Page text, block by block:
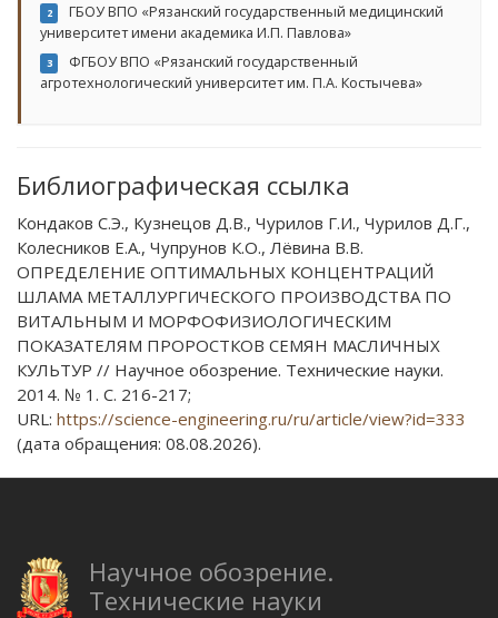
2
ГБОУ ВПО «Рязанский государственный медицинский
университет имени академика И.П. Павлова»
3
ФГБОУ ВПО «Рязанский государственный
агротехнологический университет им. П.А. Костычева»
Библиографическая ссылка
Кондаков С.Э., Кузнецов Д.В., Чурилов Г.И., Чурилов Д.Г.,
Колесников Е.А., Чупрунов К.О., Лёвина В.В.
ОПРЕДЕЛЕНИЕ ОПТИМАЛЬНЫХ КОНЦЕНТРАЦИЙ
ШЛАМА МЕТАЛЛУРГИЧЕСКОГО ПРОИЗВОДСТВА ПО
ВИТАЛЬНЫМ И МОРФОФИЗИОЛОГИЧЕСКИМ
ПОКАЗАТЕЛЯМ ПРОРОСТКОВ СЕМЯН МАСЛИЧНЫХ
КУЛЬТУР // Научное обозрение. Технические науки.
2014. № 1. С. 216-217;
URL: https://science-engineering.ru/ru/article/view?id=333
(дата обращения: 08.08.2026).
Научное обозрение.
Технические науки